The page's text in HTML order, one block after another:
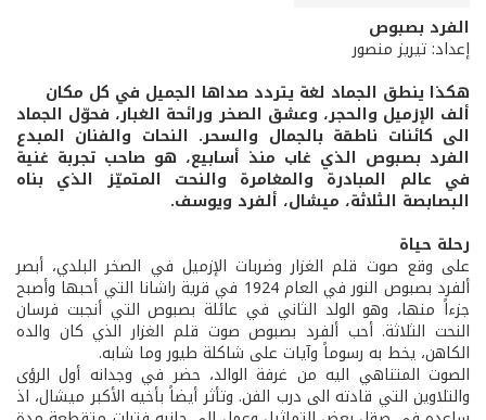
الفرد بصبوص
إعداد: تيريز منصور
هكذا ينطق الجماد لغة يتردد صداها الجميل في كل مكان
ألف الإزميل والحجر، وعشق الصخر ورائحة الغبار، فحوّل الجماد
الى كائنات ناطقة بالجمال والسحر. النحات والفنان المبدع
الفرد بصبوص الذي غاب منذ أسابيع، هو صاحب تجربة غنية
في عالم المبادرة والمغامرة والنحت المتميّز الذي بناه
البصابصة الثلاثة، ميشال، ألفرد ويوسف.
رحلة حياة
على وقع صوت قلم الغزار وضربات الإزميل في الصخر البلدي، أبصر
ألفرد بصبوص النور في العام 1924 في قرية راشانا التي أحبها وأصبح
جزءاً منها، وهو الولد الثاني في عائلة بصبوص التي أنجبت فرسان
النحت الثلاثة. أحب ألفرد بصبوص صوت قلم الغزار الذي كان والده
الكاهن، يخط به رسوماً وآيات على شاكلة طيور وما شابه.
الصوت المتناهي اليه من غرفة الوالد، حضر في وجدانه أول الرؤى
والتلاوين التي قادته الى درب الفن. وتأثر أيضاً بأخيه الأكبر ميشال، اذ